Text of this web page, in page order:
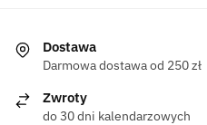
Dostawa
Darmowa dostawa od 250 zł
Zwroty
do 30 dni kalendarzowych